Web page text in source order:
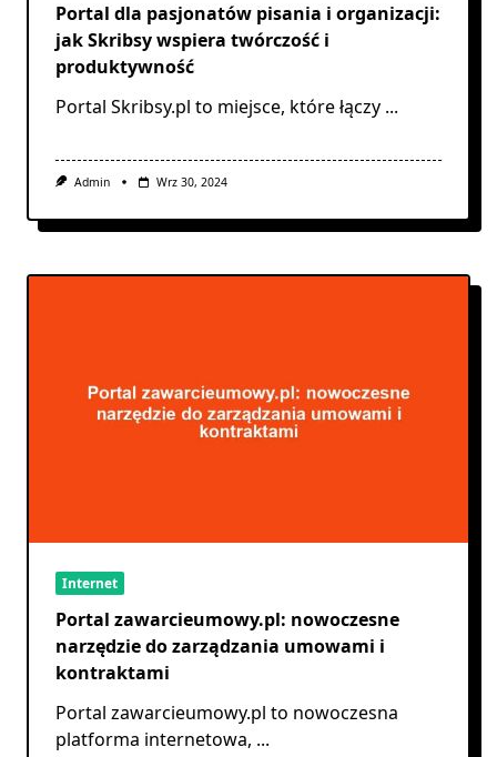
Portal dla pasjonatów pisania i organizacji:
jak Skribsy wspiera twórczość i
produktywność
Portal Skribsy.pl to miejsce, które łączy ...
Admin Wrz 30, 2024
Internet
Portal zawarcieumowy.pl: nowoczesne
narzędzie do zarządzania umowami i
kontraktami
Portal zawarcieumowy.pl to nowoczesna
platforma internetowa, ...